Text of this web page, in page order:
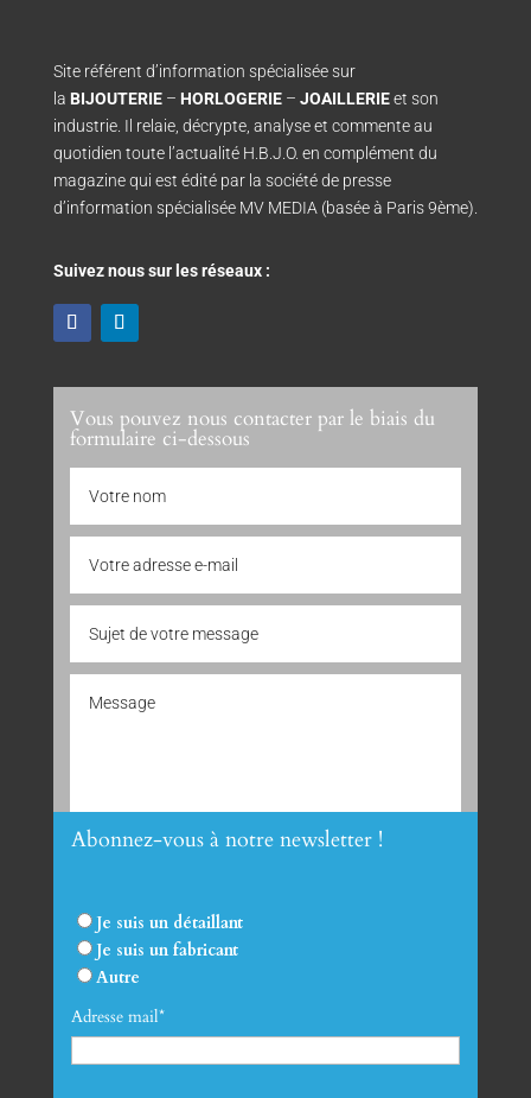
Site référent d’information spécialisée sur
la BIJOUTERIE– HORLOGERIE– JOAILLERIEet son
industrie. Il relaie, décrypte, analyse et commente au
quotidien toute l’actualité H.B.J.O. en complément du
magazine qui est édité par la société de presse
d’information spécialisée MV MEDIA (basée à Paris 9ème).
Suivez nous sur les réseaux :
Vous pouvez nous contacter par le biais du
formulaire ci-dessous
Abonnez-vous à notre newsletter !
Je suis un détaillant
Je suis un fabricant
Autre
Adresse mail*